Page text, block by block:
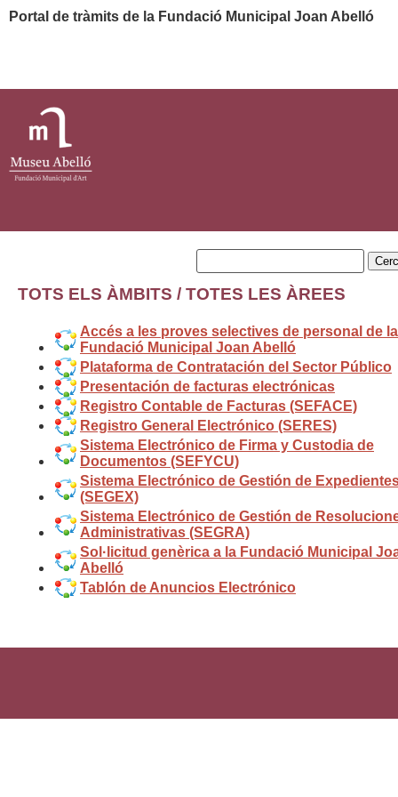
TOTS ELS ÀMBITS / TOTES LES ÀREES
Accés a les proves selectives de personal de la
Fundació Municipal Joan Abelló
Plataforma de Contratación del Sector Público
Presentación de facturas electrónicas
Registro Contable de Facturas (SEFACE)
Registro General Electrónico (SERES)
Sistema Electrónico de Firma y Custodia de
Documentos (SEFYCU)
Sistema Electrónico de Gestión de
(SEGEX)
Sistema Electrónico de Gestión de
Administrativas (SEGRA)
Sol·licitud genèrica a la Fundació Municipal
Abelló
Tablón de Anuncios Electrónico